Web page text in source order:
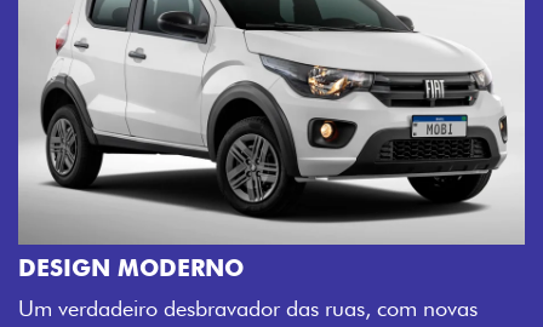
CINCO OPÇÕES DE CORES
O Fiat Mobi tem sempre uma opção de cor que é a